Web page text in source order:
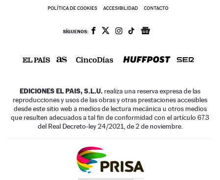
POLÍTICA DE COOKIES ACCESIBILIDAD CONTACTO
SÍGUENOS:
EDICIONES EL PAIS, S.L.U. realiza una reserva expresa de las
reproducciones y usos de las obras y otras prestaciones accesibles
desde este sitio web a medios de lectura mecánica u otros medios
que resulten adecuados a tal fin de conformidad con el artículo 67.3
del Real Decreto-ley 24/2021, de 2 de noviembre.